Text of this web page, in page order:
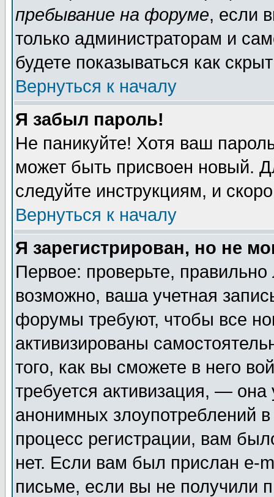
пребывание на форуме, если
только администраторам и
будете показываться как
Вернуться к началу
Я забыл пароль!
Не паникуйте! Хотя ваш
может быть присвоен новый.
следуйте инструкциям, и
Вернуться к началу
Я зарегистрирован, но не
Первое: проверьте,
возможно, ваша учетная
форумы требуют, чтобы все
активизированы
того, как вы сможете в него
требуется активизация, —
анонимных злоупотреблений
процесс регистрации, вам
нет. Если вам был прислан e-
письме, если вы не получили